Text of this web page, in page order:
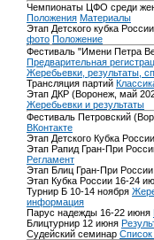
Чемпионаты ЦФО среди
Положения Материалы
Этап Детского кубка
фото Положение
Фестиваль "Имени Петра
Предварительная
Жеребьевки, результаты,
Трансляция партий
Этап ДКР (Воронеж, май
Жеребьевки и результаты
Фестиваль Петровский
ВКонтакте
Этап Детского Кубка
Этап Рапид Гран-При
Регламент
Этап Блиц Гран-При
Этап Кубка России 16-24
Турнир Б 10-14 ноября
информация
Парус надежды 16-22 июня
Блицтурнир 12 июня
Судейский семинар Список